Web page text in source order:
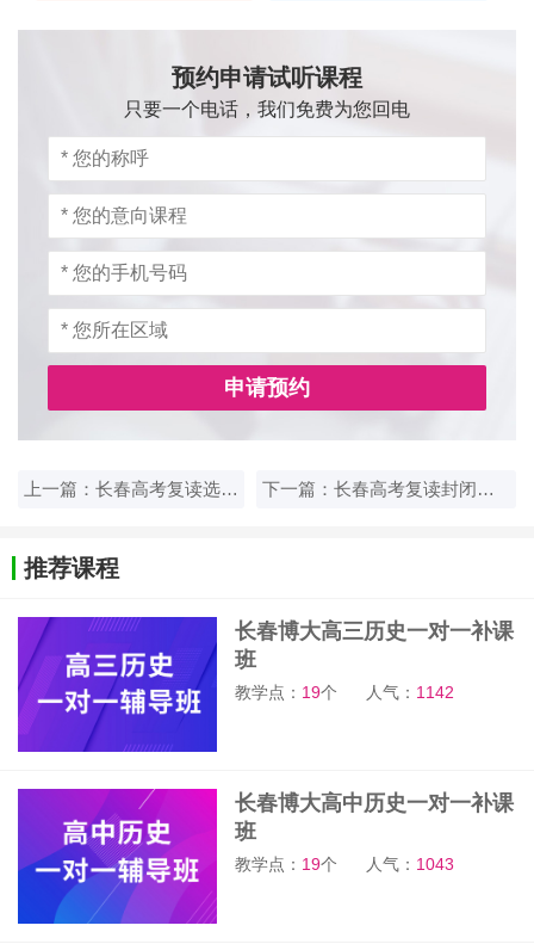
预约申请试听课程
只要一个电话，我们免费为您回电
申请预约
上一篇：长春高考复读选封闭班型，有哪些高效学习方法？ 下一篇：长春高考复读封闭班价格合理吗？博大教育课程性价比分析
推荐课程
长春博大高三历史一对一补课
班
教学点： 19个 人气： 1142
长春博大高中历史一对一补课
班
教学点： 19个 人气： 1043